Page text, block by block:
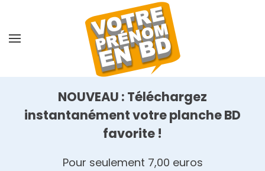
NOUVEAU : Téléchargez
instantanément votre planche BD
favorite !
Pour seulement 7,00 euros